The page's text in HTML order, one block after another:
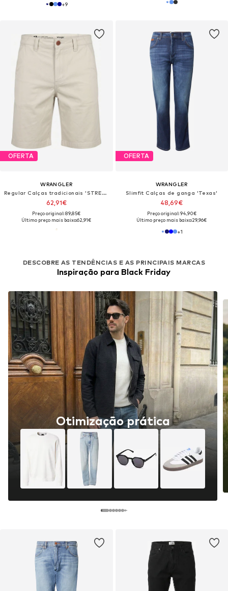
+9
OFERTA
WRANGLER
Regular Calças tradicionais 'STRETCH CJ CHINO SHORTS PELICAN'
62,91€
Preço original: 89,85€
Último preço mais baixo:62,91€
OFERTA
WRANGLER
Slimfit Calças de ganga 'Texas'
48,69€
Preço original: 94,90€
Último preço mais baixo:29,96€
+1
DESCOBRE AS TENDÊNCIAS E AS PRINCIPAIS MARCAS
Inspiração para Black Friday
Otimização prática